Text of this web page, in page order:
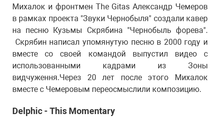
Михалок и фронтмен The Gitas Александр Чемеров
в рамках проекта "Звуки Чернобыля" создали кавер
на песню Кузьмы Скрябина "Чернобыль форева".
Скрябин написал упомянутую песню в 2000 году и
вместе со своей командой выпустил видео с
использованными кадрами из Зоны
видчуження.Через 20 лет после этого Михалок
вместе с Чемеровым переосмыслили композицию.
Delphic - This Momentary